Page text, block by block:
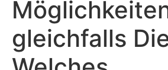
gleichfalls